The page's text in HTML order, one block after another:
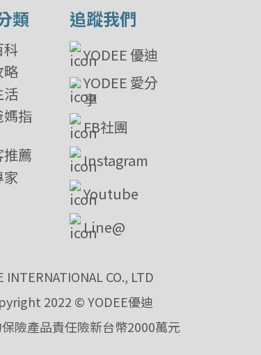
類
科
略
活
媽指
推薦
追蹤我們
YODEE 優迪
YODEE 愛分
享
FB社團
Instagram
Youtube
Line@
CO., LTD
2022 © YODEE優迪
險產品責任險新台幣2000萬元